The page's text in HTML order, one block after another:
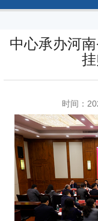
中心承办河
时间：